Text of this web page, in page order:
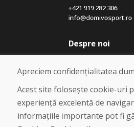
+421 919 282 306
info@domivosport.ro
Despre noi
Blog
Despre noi
Magazin
Contact
Cumpărare
Apreciem confidențialitatea
Acest site folosește cookie-uri
experiență excelentă de
informațiile importante pot fi